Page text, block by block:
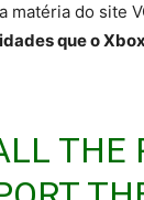
matéria do site
que o
THE